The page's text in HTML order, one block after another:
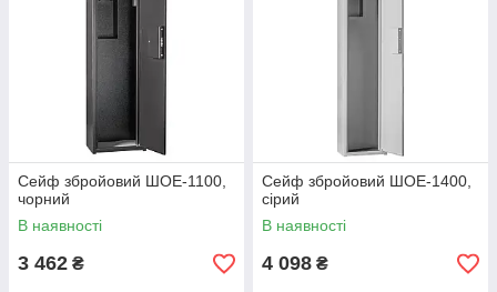
Сейф збройовий ШОЕ-1100,
чорний
В наявності
3 462 ₴
Сейф збройовий ШОЕ-1400,
сірий
В наявності
4 098 ₴